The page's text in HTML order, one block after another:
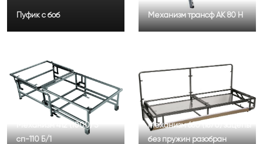
Пуфик с боб
Механизм 412 (1000) 3
сп-110 Б/1
Механизм трансф АК 80 Н
Механизм 660 (1870) зацепы
без пружин разобран